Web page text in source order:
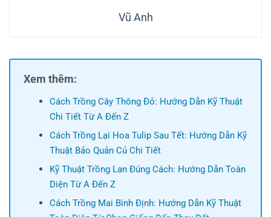
Vũ Anh
Xem thêm:
Cách Trồng Cây Thông Đỏ: Hướng Dẫn Kỹ Thuật
Chi Tiết Từ A Đến Z
Cách Trồng Lại Hoa Tulip Sau Tết: Hướng Dẫn Kỹ
Thuật Bảo Quản Củ Chi Tiết
Kỹ Thuật Trồng Lan Đúng Cách: Hướng Dẫn Toàn
Diện Từ A Đến Z
Cách Trồng Mai Bình Định: Hướng Dẫn Kỹ Thuật